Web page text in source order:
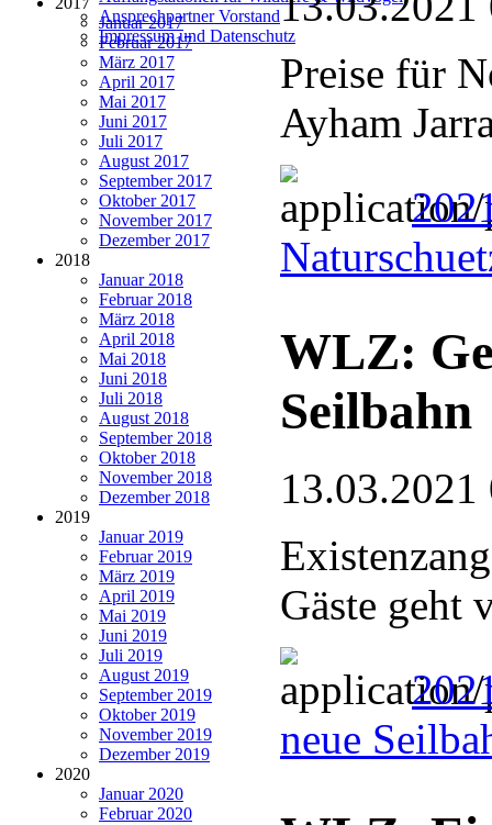
Ansprechpartner Vorstand
Impressum und Datenschutz
Januar 2017
Februar 2017
März 2017
April 2017
Mai 2017
Juni 2017
Juli 2017
August 2017
September 2017
Oktober 2017
November 2017
Dezember 2017
2018
Januar 2018
Februar 2018
März 2018
April 2018
Mai 2018
Juni 2018
Juli 2018
August 2018
September 2018
Oktober 2018
November 2018
Dezember 2018
2019
Januar 2019
Februar 2019
März 2019
April 2019
Mai 2019
Juni 2019
Juli 2019
August 2019
September 2019
Oktober 2019
November 2019
Dezember 2019
2020
Januar 2020
Februar 2020
Preise für
Ayham
WLZ:
Seilbahn
13.03.2021
Gäste geht
neue